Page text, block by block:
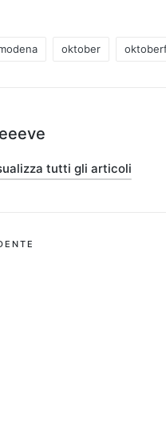
oktober
tutti gli articoli